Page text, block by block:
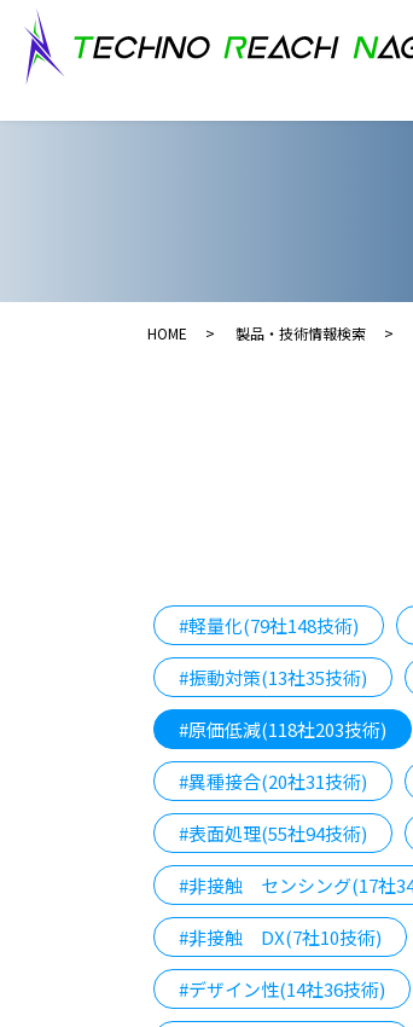
HOME 製品・技術情報検索
#軽量化(79社148技術)
#振動対策(13社35技術)
#原価低減(118社203技術)
#異種接合(20社31技術)
#表面処理(55社94技術)
#非接触 センシング(17社
#非接触 DX(7社10技術)
#デザイン性(14社36技術)